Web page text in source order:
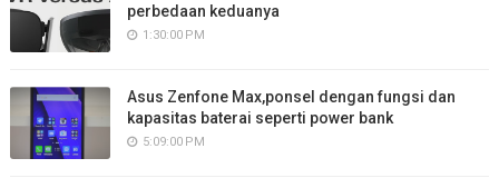
perbedaan keduanya
1:30:00 PM
Asus Zenfone Max,ponsel dengan fungsi dan
kapasitas baterai seperti power bank
5:09:00 PM